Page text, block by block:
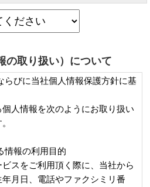
の取り扱い）について